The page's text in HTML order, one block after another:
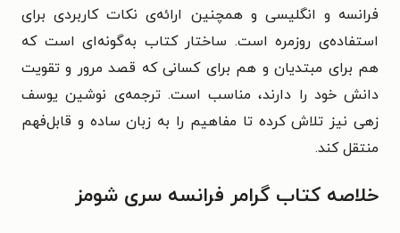
فرانسه و انگلیسی و همچنین ارائه‌ی نکات کاربردی برای
استفاده‌ی روزمره است. ساختار کتاب به‌گونه‌ای است که
هم برای مبتدیان و هم برای کسانی که قصد مرور و تقویت
دانش خود را دارند، مناسب است. ترجمه‌ی نوشین یوسف‌
زهی نیز تلاش کرده تا مفاهیم را به زبان ساده و قابل‌فهم
منتقل کند.
خلاصه کتاب گرامر فرانسه سری شومز